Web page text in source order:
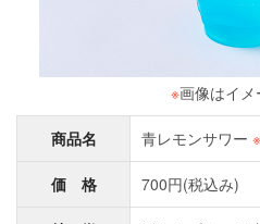
※画像はイメ
商品名 青レモンサワー ※
価 格 700円(税込み)